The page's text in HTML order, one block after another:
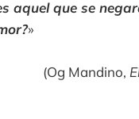
aquel que se
»
(Og Mandino,